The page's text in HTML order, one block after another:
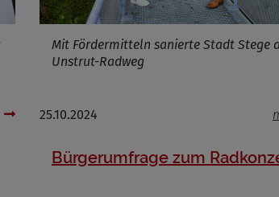
Mit Fördermitteln sanierte Stadt Stege
Unstrut-Radweg
25.10.2024
Bürgerumfrage zum
Cookies die bei der Verwendung von OpenStreetMaps